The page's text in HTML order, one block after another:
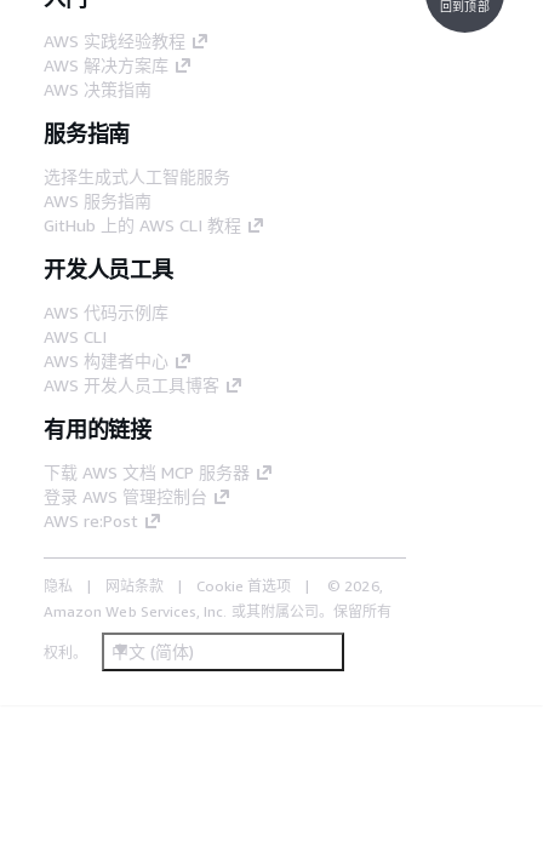
AWS 实践经验教程
AWS 解决方案库
AWS 决策指南
服务指南
选择生成式人工智能服务
AWS 服务指南
GitHub 上的 AWS CLI 教程
开发人员工具
AWS 代码示例库
AWS CLI
AWS 构建者中心
AWS 开发人员工具博客
有用的链接
下载 AWS 文档 MCP 服务器
登录 AWS 管理控制台
AWS re:Post
隐私 网站条款 Cookie 首选项
© 2026,
Amazon Web Services, Inc. 或其附属公司。保留所有
权利。 中文 (简体)
回到顶部